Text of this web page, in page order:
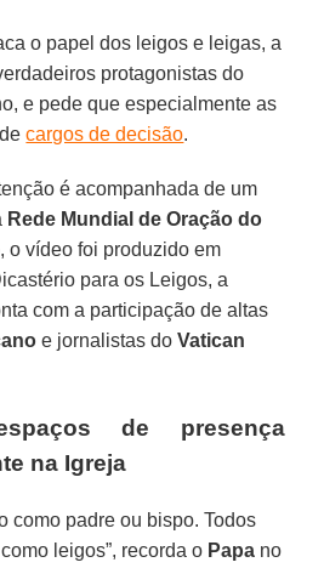
o papel dos leigos e leigas, a
protagonistas do
e pede que especialmente as
decargos de decisão.
é acompanhada de um
Rede Mundial de Oração do
o vídeo foi produzido em
para os Leigos, a
com a participação de altas
e jornalistas doVatican
de presença
na Igreja
como padre ou bispo. Todos
leigos”, recorda o Papa no